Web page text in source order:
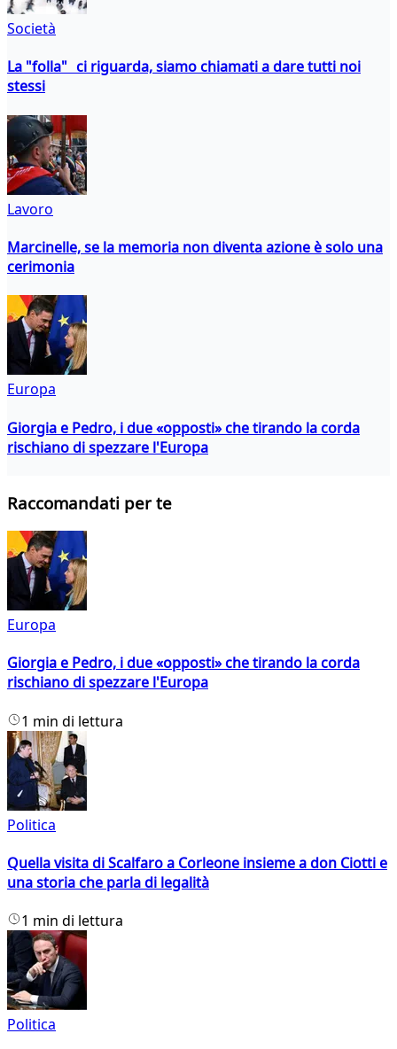
Società
La "folla" ci riguarda, siamo chiamati a dare tutti noi
stessi
Lavoro
Marcinelle, se la memoria non diventa azione è solo una
cerimonia
Europa
Giorgia e Pedro, i due «opposti» che tirando la corda
rischiano di spezzare l'Europa
Raccomandati per te
Europa
Giorgia e Pedro, i due «opposti» che tirando la corda
rischiano di spezzare l'Europa
1 min di lettura
Politica
Quella visita di Scalfaro a Corleone insieme a don Ciotti e
una storia che parla di legalità
1 min di lettura
Politica